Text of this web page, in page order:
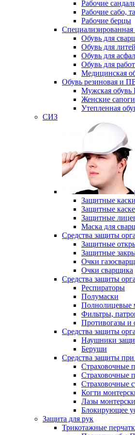
Рабочие
Рабочие сабо,
Рабочие берцы
Специализированная
Обувь для
Обувь для
Обувь для
Обувь для
Медицинская
Обувь резиновая и
Мужская
Женские
Утепленная
СИЗ
Защитные каски
Защитные
Защитные
Маска для
Средства защиты
Защитные
Защитные
Очки
Очки сварщика
Средства защиты
Респираторы
Полумаски
Полнолицевые
Фильтры,
Противогазы и
Средства защиты
Наушники
Беруши
Средства защиты
Страховочные
Страховочные
Страховочные
Когти
Лазы
Блокирующее
Защита для рук
Трикотажные